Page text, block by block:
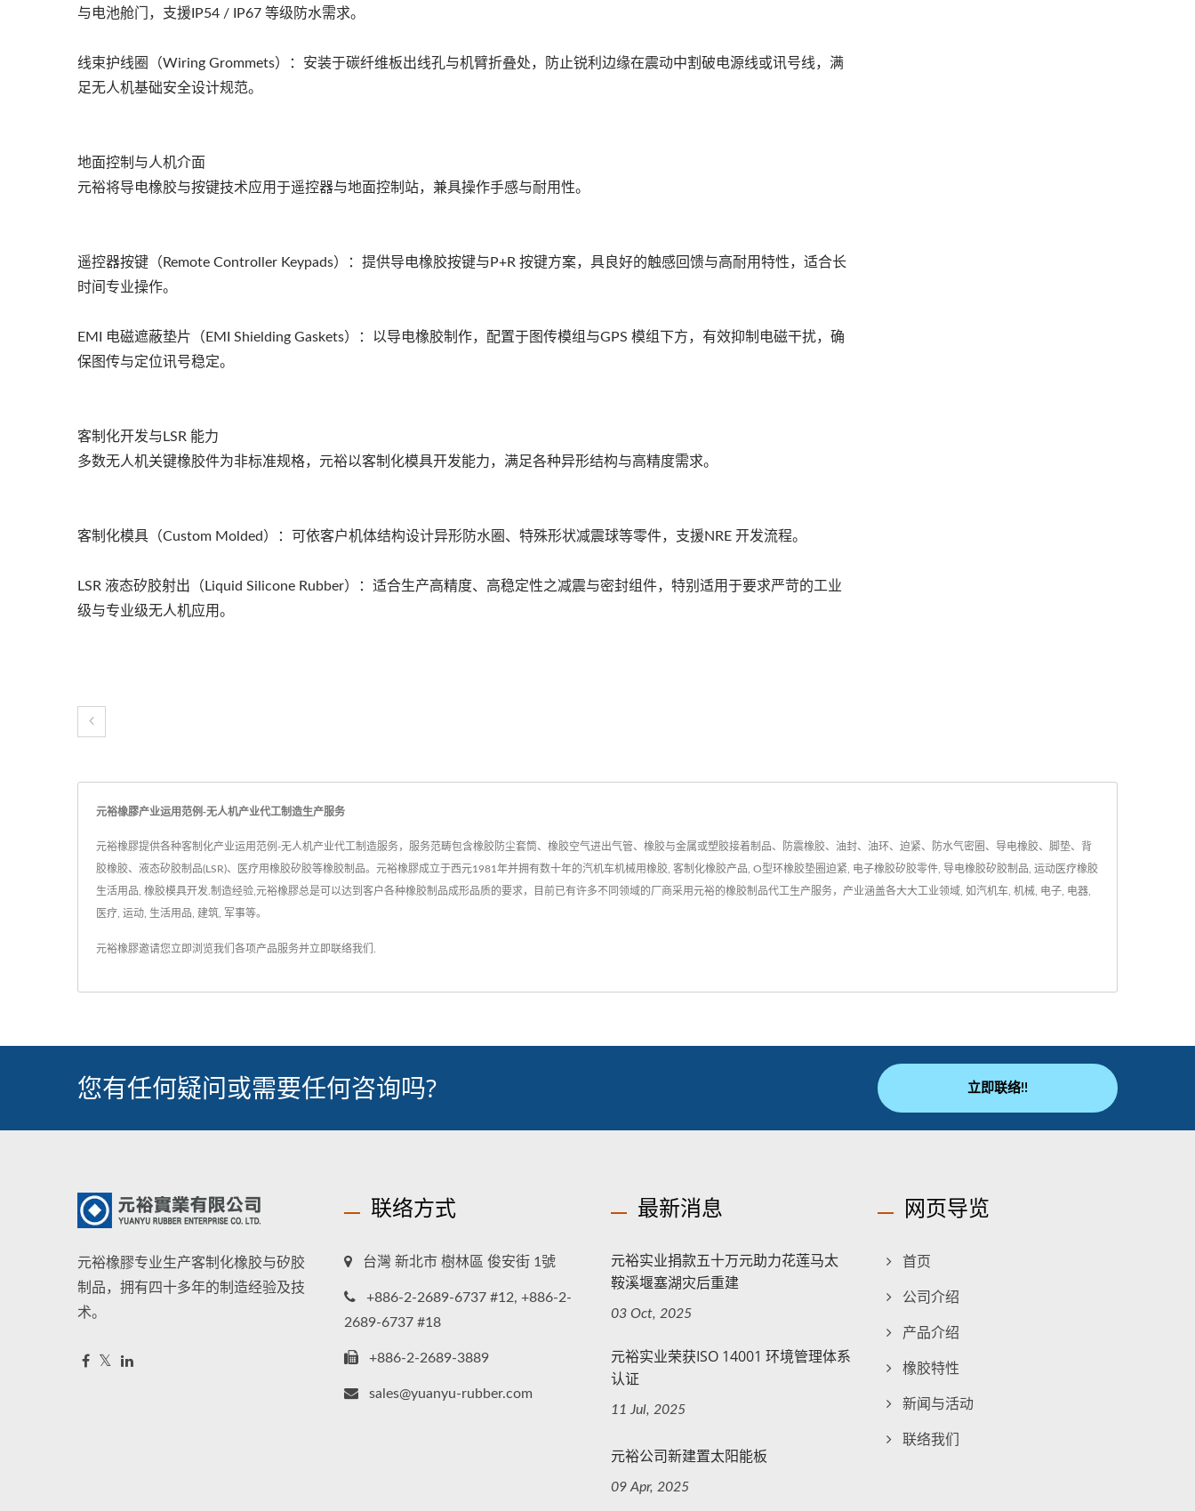
与电池舱门，支援IP54 / IP67 等级防水需求。
线束护线圈（Wiring Grommets）：安装于碳纤维板出线孔与机臂折叠处，防止锐利边缘在震动中割破电源线或讯号线，满
足无人机基础安全设计规范。
地面控制与人机介面
元裕将导电橡胶与按键技术应用于遥控器与地面控制站，兼具操作手感与耐用性。
遥控器按键（Remote Controller Keypads）：提供导电橡胶按键与P+R 按键方案，具良好的触感回馈与高耐用特性，适合长
时间专业操作。
EMI 电磁遮蔽垫片（EMI Shielding Gaskets）：以导电橡胶制作，配置于图传模组与GPS 模组下方，有效抑制电磁干扰，确
保图传与定位讯号稳定。
客制化开发与LSR 能力
多数无人机关键橡胶件为非标准规格，元裕以客制化模具开发能力，满足各种异形结构与高精度需求。
客制化模具（Custom Molded）：可依客户机体结构设计异形防水圈、特殊形状减震球等零件，支援NRE 开发流程。
LSR 液态矽胶射出（Liquid Silicone Rubber）：适合生产高精度、高稳定性之减震与密封组件，特别适用于要求严苛的工业
级与专业级无人机应用。
元裕橡膠产业运用范例-无人机产业代工制造生产服务
元裕橡膠提供各种客制化产业运用范例-无人机产业代工制造服务，服务范畴包含橡胶防尘套筒、橡胶空气进出气管、橡胶与金属或塑胶接着制品、防震橡胶、油封、油环、迫紧、防水气密圈、导电橡胶、脚垫、背
胶橡胶、液态矽胶制品(LSR)、医疗用橡胶矽胶等橡胶制品。元裕橡膠成立于西元1981年并拥有数十年的汽机车机械用橡胶, 客制化橡胶产品, O型环橡胶垫圈迫紧, 电子橡胶矽胶零件, 导电橡胶矽胶制品, 运动医疗橡胶
生活用品, 橡胶模具开发.制造经验,元裕橡膠总是可以达到客户各种橡胶制品成形品质的要求，目前已有许多不同领域的厂商采用元裕的橡胶制品代工生产服务，产业涵盖各大大工业领域, 如汽机车, 机械, 电子, 电器,
医疗, 运动, 生活用品, 建筑, 军事等。
元裕橡膠邀请您立即浏览我们各项产品服务并立即联络我们
您有任何疑问或需要任何咨询吗? 立即联络!!
元裕橡膠专业生产客制化橡胶与矽胶
制品，拥有四十多年的制造经验及技
术。
联络方式
台灣 新北市 樹林區 俊安街 1號
+886-2-2689-6737 #12, +886-2-
2689-6737 #18
+886-2-2689-3889
sales@yuanyu-rubber.com
最新消息
元裕实业捐款五十万元助力花莲马太
鞍溪堰塞湖灾后重建
03 Oct, 2025
元裕实业荣获ISO 14001 环境管理体系
认证
11 Jul, 2025
元裕公司新建置太阳能板
09 Apr, 2025
网页导览
首页
公司介绍
产品介绍
橡胶特性
新闻与活动
联络我们